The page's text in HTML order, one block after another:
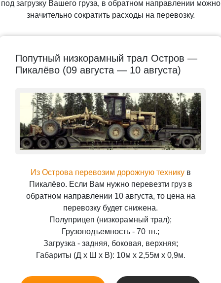
под загрузку Вашего груза, в обратном направлении можно
значительно сократить расходы на перевозку.
Попутный низкорамный трал Остров —
Пикалёво (09 августа — 10 августа)
Из Острова перевозим дорожную техникув
Пикалёво. Если Вам нужно перевезти груз в
обратном направлении 10 августа, то цена на
перевозку будет снижена.
Полуприцеп (низкорамный трал);
Грузоподъемность - 70 тн.;
Загрузка - задняя, боковая, верхняя;
Габариты (Д x Ш x В): 10м x 2,55м x 0,9м.